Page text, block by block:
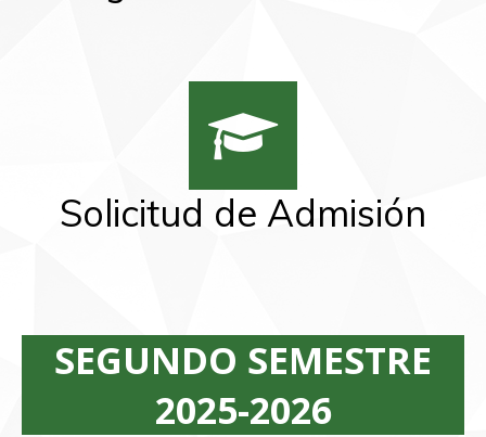
Solicitud de Admisión
SEGUNDO SEMESTRE
2025-2026